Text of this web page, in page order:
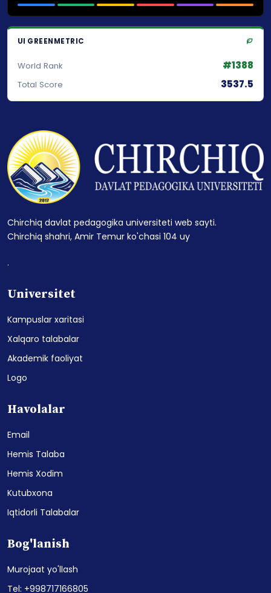
UI GREENMETRIC
World Rank #1388
Total Score 3537.5
Chirchiq davlat pedagogika universiteti web sayti.
Chirchiq shahri, Amir Temur ko'chasi 104 uy
.
Universitet
Kampuslar xaritasi
Xalqaro talabalar
Akademik faoliyat
Logo
Havolalar
Email
Hemis Talaba
Hemis Xodim
Kutubxona
Iqtidorli Talabalar
Bog'lanish
Murojaat yo'llash
Tel: +998717166805